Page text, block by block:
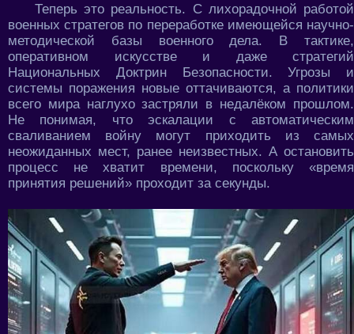
Теперь это реальность. С лихорадочной работой
военных стратегов по переработке имеющейся научно-
методической базы военного дела. В тактике,
оперативном искусстве и даже стратегий
Национальных Доктрин Безопасности. Угрозы и
системы поражения новые оттачиваются, а политики
всего мира наглухо застряли в недалёком прошлом.
Не понимая, что эскалации с автоматическим
сваливанием войну могут приходить из самых
неожиданных мест, ранее неизвестных. А остановить
процесс не хватит времени, поскольку «время
принятия решений» проходит за секунды.